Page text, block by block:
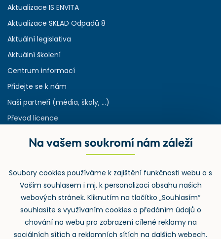
Aktualizace IS ENVITA
Aktualizace SKLAD Odpadů 8
Aktuální legislativa
Aktuální školení
Centrum informací
Přidejte se k nám
Naši partneři (média, školy, ...)
Převod licence
Rejstřík používaných zkratek v odpadech
Zpětný odběr
Na vašem soukromí nám záleží
Soubory cookies používáme k zajištění funkčnosti webu a s
Vaším souhlasem i mj. k personalizaci obsahu našich
webových stránek. Kliknutím na tlačítko „Souhlasím“
souhlasíte s využívaním cookies a předáním údajů o
chování na webu pro zobrazení cílené reklamy na
sociálních sítích a reklamních sítích na dalších webech.